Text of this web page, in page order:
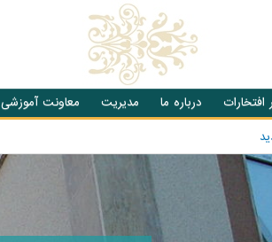
افتخارات درباره ما مدیریت معاونت آموزشی